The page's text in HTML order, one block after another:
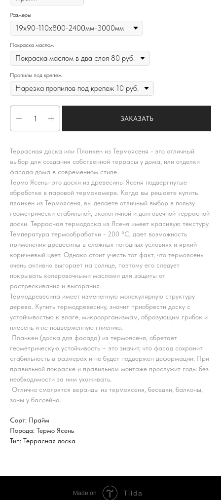
Размеры
Покраска маслом
Пропилы под крепеж
ЗАКАЗАТЬ
Террасная доска или Планкен из Термоясеня - это отличный
выбор для создания собственной террасы у дома, или отделки
фасада дома в современном стиле.
Термо Ясень- это доски из древесины Ясеня подвергнутые
обработке в паровой термокамере. Когда вы решаете купить
планкен из Термоясеня, вы делаете отличный выбор в пользу
геометрически стабильной, экологичной и долговечной террасной
доски. Террасная термодоска из Ясеня имеет красивую текстуру.
Температура термообработки - 200 °C, дает возможность
применения древесины в сложных погодных условиях и яркий
коричневый цвет. Однако стоит учесть тот факт, что термоясень
очень активно выгорает на солнце, поэтому его следует
покрывать колеровочными маслами для защиты от
растрескивания и выгорания.
Термодревесина имеет измененную молекулярную структуру
дерева. Купить термодревесину, значит приобрести доску с
устойчивостью к влаге, микроорганизмам, образующим грибок и
плесень и не подверженную гниению.
Планкен (доска для фасада) из термоясеня, обретает
геометрическую устойчивость – это значит, что фасад сохранит
стабильность в размерах и не будет подвержен деформации. При
правильной покраске и правильном монтаже прослужит годы без
необходимости за ним ухаживать.
Отлично смотрятся веранды из термоясеня, беседки, балконы,
зоны у бассейна.
Сорт: Прайм
Порода: Термо Ясень
Тип: Террасная доска
Made on Tilda